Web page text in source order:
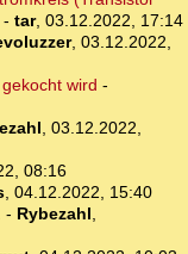
- tar, 03.12.2022, 17:14
, 03.12.2022,
wird -
03.12.2022,
08:16
, 04.12.2022, 15:40
- Rybezahl